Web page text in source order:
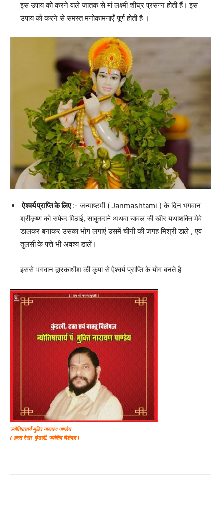
इस उपाय को करने वाले जातक से मां लक्ष्मी शीघ्र प्रसन्न होती हैं। इस
उपाय को करने से समस्त मनोकामनाएँ पूर्ण होती है ।
ऐश्वर्य प्राप्ति के लिए:- जन्माष्टमी ( Janmashtami ) के दिन भगवान
श्रीकृष्ण को सफेद मिठाई, साबुतदाने अथवा चावल की खीर यथाशक्ति मेवे
डालकर बनाकर उसका भोग लगाएं उसमें चीनी की जगह मिश्री डाले , एवं
तुलसी के पत्ते भी अवश्य डालें।
इससे भगवान द्वारकाधीश की कृपा से ऐश्वर्य प्राप्ति के योग बनते है।
ज्योतिषाचार्य मुक्ति नारायण पाण्डेय
( हस्त रेखा, कुंडली, ज्योतिष विशेषज्ञ )